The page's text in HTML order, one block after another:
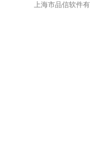
上海市品信软件